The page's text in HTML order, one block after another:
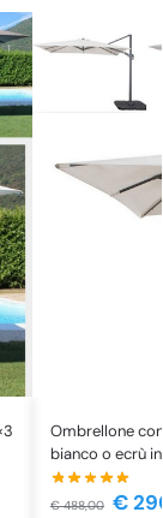
Ombrellone
bianco o ecrù
€488,00 €